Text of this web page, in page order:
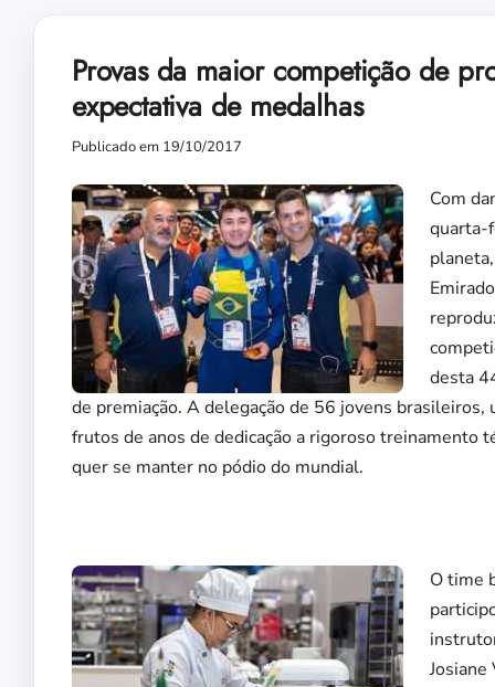
Provas da maior competição de
expectativa de medalhas
Publicado em 19/10/2017
Com
quarta-
desta
de premiação. A delegação de 56 jovens
frutos de anos de dedicação a rigoroso treinamento
quer se manter no pódio do mundial.
O time